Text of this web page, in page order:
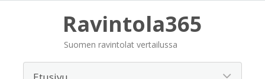
Ravintola365
Suomen ravintolat vertailussa